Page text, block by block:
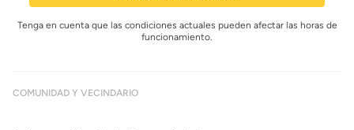
Tenga en cuenta que las condiciones actuales pueden afectar las horas de
funcionamiento.
COMUNIDAD Y VECINDARIO